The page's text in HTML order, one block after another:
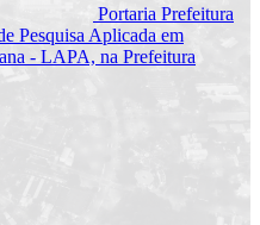
Portaria Prefeitura
Pesquisa Aplicada em
- LAPA, na Prefeitura